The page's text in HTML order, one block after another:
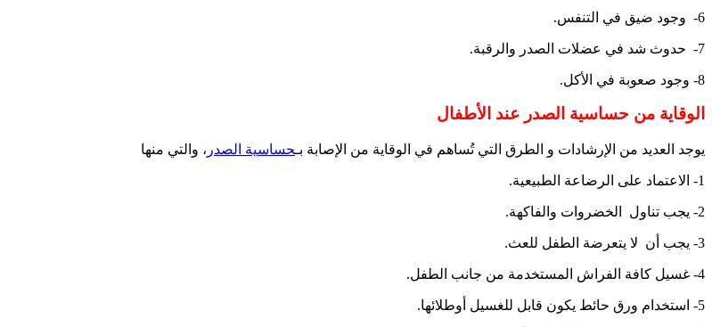
6- وجود ضيق في التنفس.
7- حدوث شد في عضلات الصدر والرقبة.
8- وجود صعوبة في الأكل.
الوقاية من حساسية الصدر عند الأطفال
يوجد العديد من الإرشادات و الطرق التي تُساهم في الوقاية من الإصابة بـحساسية الصدر ، والتي منها
1- الاعتماد على الرضاعة الطبيعية.
2- يجب تناول الخضروات والفاكهة.
3- يجب أن لا يتعرضة الطفل للعث.
4- غسيل كافة الفراش المستخدمة من جانب الطفل.
5- استخدام ورق حائط يكون قابل للغسيل أوطلائها.